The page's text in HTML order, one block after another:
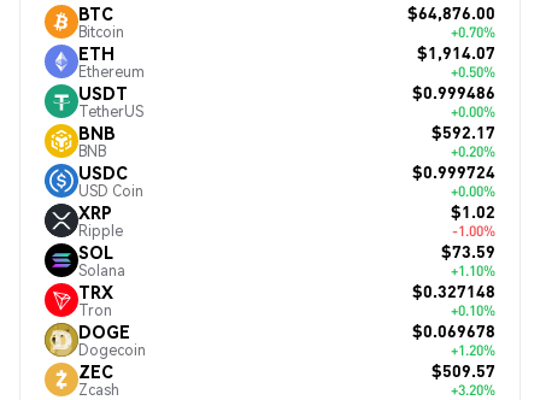
BTC
Bitcoin
$64,876.00
+0.70%
ETH
Ethereum
$1,914.07
+0.50%
USDT
TetherUS
$0.999486
+0.00%
BNB
BNB
$592.17
+0.20%
USDC
USD Coin
$0.999724
+0.00%
XRP
Ripple
$1.02
-1.00%
SOL
Solana
$73.59
+1.10%
TRX
Tron
$0.327148
+0.10%
DOGE
Dogecoin
$0.069678
+1.20%
ZEC
Zcash
$509.57
+3.20%